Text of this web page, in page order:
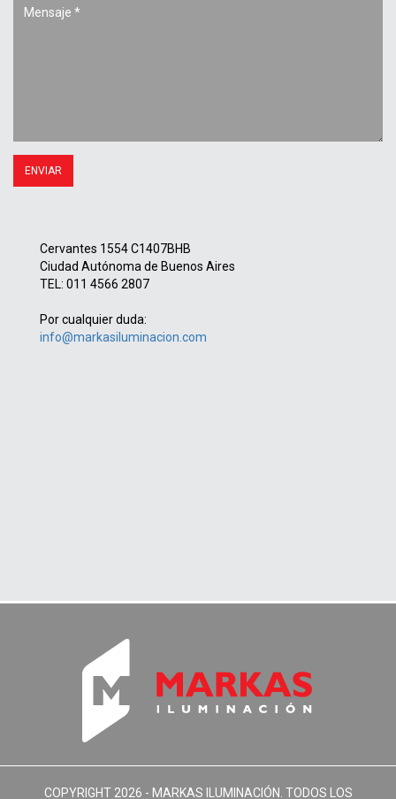
Cervantes 1554 C1407BHB
Ciudad Autónoma de Buenos Aires
TEL: 011 4566 2807
Por cualquier duda:
info@markasiluminacion.com
COPYRIGHT 2026 - MARKAS ILUMINACIÓN . TODOS LOS